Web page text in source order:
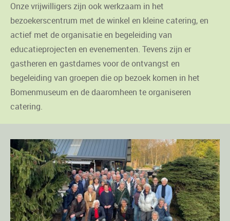
Onze vrijwilligers zijn ook werkzaam in het
bezoekerscentrum met de winkel en kleine catering, en
actief met de organisatie en begeleiding van
educatieprojecten en evenementen. Tevens zijn er
gastheren en gastdames voor de ontvangst en
begeleiding van groepen die op bezoek komen in het
Bomenmuseum en de daaromheen te organiseren
catering.